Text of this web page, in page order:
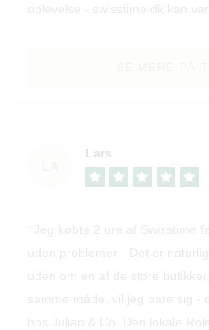
oplevelse - swisstime.dk kan
Lars
Jeg købte 2 ure af Swisstime
uden problemer - Det er
uden om en af de store
samme måde, vil jeg bare sig
hos Julian & Co. Den lokale